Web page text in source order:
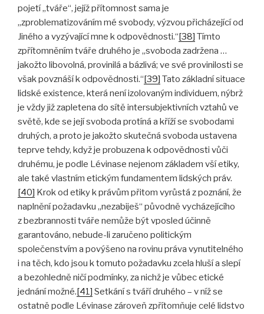
pojetí „tváře“, jejíž přítomnost sama je
„zproblematizováním mé svobody, výzvou přicházející od
Jiného a vyzývající mne k odpovědnosti.“[38] Tímto
zpřítomněním tváře druhého je „svoboda zadržena …
jakožto libovolná, provinilá a bázlivá; ve své provinilosti se
však povznáší k odpovědnosti.“[39] Tato základní situace
lidské existence, která není izolovaným individuem, nýbrž
je vždy již zapletena do sítě intersubjektivních vztahů ve
světě, kde se její svoboda protíná a kříží se svobodami
druhých, a proto je jakožto skutečná svoboda ustavena
teprve tehdy, když je probuzena k odpovědnosti vůči
druhému, je podle Lévinase nejenom základem vší etiky,
ale také vlastním etickým fundamentem lidských práv.
[40] Krok od etiky k právům přitom vyrůstá z poznání, že
naplnění požadavku „nezabiješ“ původně vycházejícího
z bezbrannosti tváře nemůže být vposled účinně
garantováno, nebude-li zaručeno politickým
společenstvím a povýšeno na rovinu práva vynutitelného
i na těch, kdo jsou k tomuto požadavku zcela hluší a slepí
a bezohledně ničí podmínky, za nichž je vůbec etické
jednání možné.[41] Setkání s tváří druhého – v níž se
ostatně podle Lévinase zároveň zpřítomňuje celé lidstvo